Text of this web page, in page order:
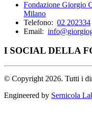
Fondazione Giorgio
Milano
Telefono: 02 202334
Email:
I SOCIAL DELLA
© Copyright 2026. Tutti i
Engineered by Sernicola